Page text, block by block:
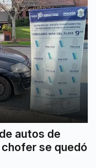
autos de
se quedó